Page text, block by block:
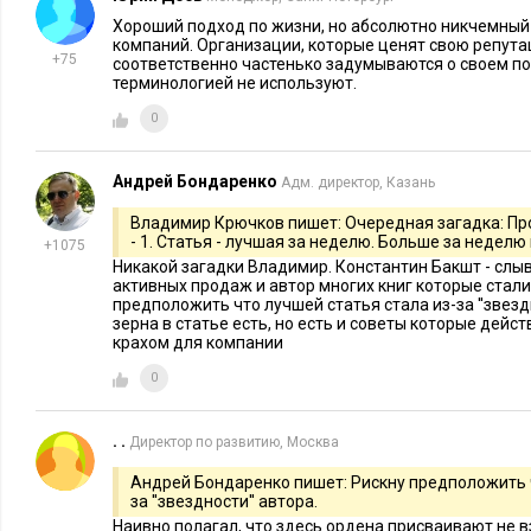
опыта руководства, из которого в перспективе может
вы можете сделать и.о. начальника отдела. Если он совсем
рядовые или пристрелите. А вот человека с опытом
ставить своим замом. Позже, если вы увидите, что он
начальником отдела. А в помощь ему выдвинете
занять его место. Это укрепит его лояльность.
Но, в любом случае, вы должны участвовать в создании и
начала до конца. Необходимо, чтобы ваши бойцы знали,
собственными руками. Только это обеспечит вам
Итак, команда набрана, руководители выдвинуты, списки
начинаются звонки. Ваша первая команда создана. Настало
отработать свое содержание.
Третий этап – выход на первые продажи
В начале работы отдела продаж необходимо:
С самого начала поставить текущее управление
+75
Хороший подход по жизни, но абсолютно
компаний. Организации, которые ценят свою
соответственно частенько задумываются о своем
терминологией не используют.
0
+1075
Андрей Бондаренко Адм. директор, Казань
Владимир Крючков пишет: Очередная загадка:
- 1. Статья - лучшая за неделю. Больше за неделю
Никакой загадки Владимир. Константин Бакшт -
активных продаж и автор многих книг которые
предположить что лучшей статья стала из-за
зерна в статье есть, но есть и советы которые
крахом для компании
0
. . Директор по развитию, Москва
Андрей Бондаренко пишет: Рискну предположить
за ''звездности'' автора.
Наивно полагал, что здесь ордена присваивают не